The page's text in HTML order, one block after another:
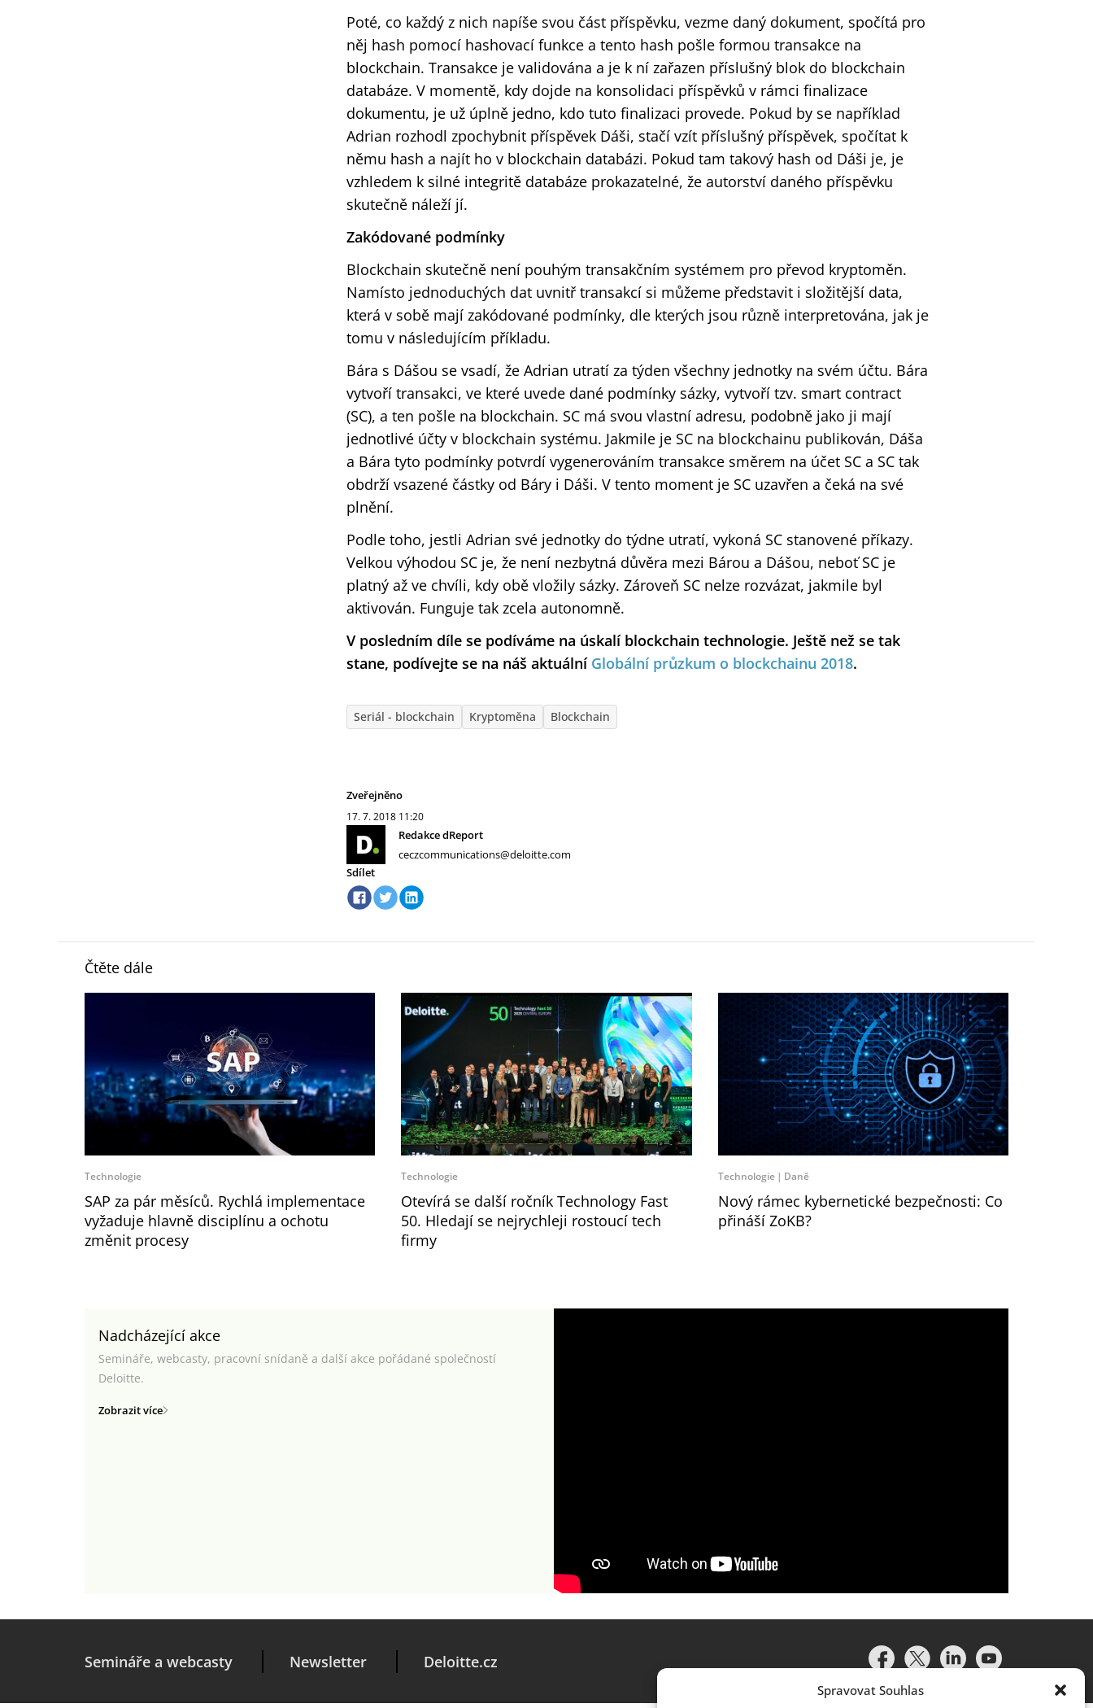
Spravovat Souhlas
Poté, co každý z nich napíše svou část příspěvku, vezme daný dokument, spočítá pro
něj hash pomocí hashovací funkce a tento hash pošle formou transakce na
blockchain. Transakce je validována a je k ní zařazen příslušný blok do blockchain
databáze. V momentě, kdy dojde na konsolidaci příspěvků v rámci finalizace
dokumentu, je už úplně jedno, kdo tuto finalizaci provede. Pokud by se například
Adrian rozhodl zpochybnit příspěvek Dáši, stačí vzít příslušný příspěvek, spočítat k
němu hash a najít ho v blockchain databázi. Pokud tam takový hash od Dáši je, je
vzhledem k silné integritě databáze prokazatelné, že autorství daného příspěvku
skutečně náleží jí.
Zakódované podmínky
Blockchain skutečně není pouhým transakčním systémem pro převod kryptoměn.
Namísto jednoduchých dat uvnitř transakcí si můžeme představit i složitější data,
která v sobě mají zakódované podmínky, dle kterých jsou různě interpretována, jak je
tomu v následujícím příkladu.
Bára s Dášou se vsadí, že Adrian utratí za týden všechny jednotky na svém účtu. Bára
vytvoří transakci, ve které uvede dané podmínky sázky, vytvoří tzv. smart contract
(SC), a ten pošle na blockchain. SC má svou vlastní adresu, podobně jako ji mají
jednotlivé účty v blockchain systému. Jakmile je SC na blockchainu publikován, Dáša
a Bára tyto podmínky potvrdí vygenerováním transakce směrem na účet SC a SC tak
obdrží vsazené částky od Báry i Dáši. V tento moment je SC uzavřen a čeká na své
plnění.
Podle toho, jestli Adrian své jednotky do týdne utratí, vykoná SC stanovené příkazy.
Velkou výhodou SC je, že není nezbytná důvěra mezi Bárou a Dášou, neboť SC je
platný až ve chvíli, kdy obě vložily sázky. Zároveň SC nelze rozvázat, jakmile byl
aktivován. Funguje tak zcela autonomně.
V posledním díle se podíváme na úskalí blockchain technologie. Ještě než se tak
stane, podívejte se na náš aktuální Globální průzkum o blockchainu 2018.
Seriál - blockchain Kryptoměna Blockchain
Zveřejněno
17. 7. 2018 11:20
Redakce dReport
ceczcommunications@deloitte.com
Sdílet
Čtěte dále
Technologie
SAP za pár měsíců. Rychlá implementace
vyžaduje hlavně disciplínu a ochotu
změnit procesy
Technologie
Otevírá se další ročník Technology Fast
50. Hledají se nejrychleji rostoucí tech
firmy
Technologie Daně
Nový rámec kybernetické bezpečnosti: Co
přináší ZoKB?
Nadcházející akce
Semináře, webcasty, pracovní snídaně a další akce pořádané společností
Deloitte.
Zobrazit více
Semináře a webcasty Newsletter Deloitte.cz